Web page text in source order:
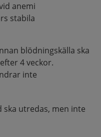
anemi
stabila
blödningskälla ska
4 veckor.
inte
ska utredas, men inte